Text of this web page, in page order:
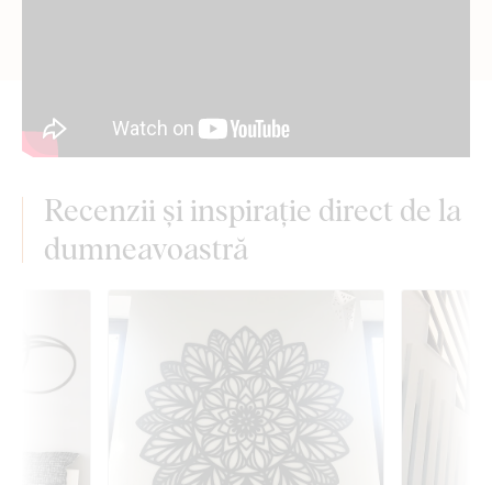
Recenzii și inspirație direct de la
dumneavoastră